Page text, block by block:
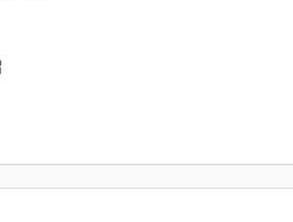
シベリア抑留者をないがしろにするの
れは全く私の本意ではありません。
活を強いられた自分たちの尊厳の回復
明らかです。
ベリア抑留者達の苛烈な生活について
感謝することです。そして彼らの努力